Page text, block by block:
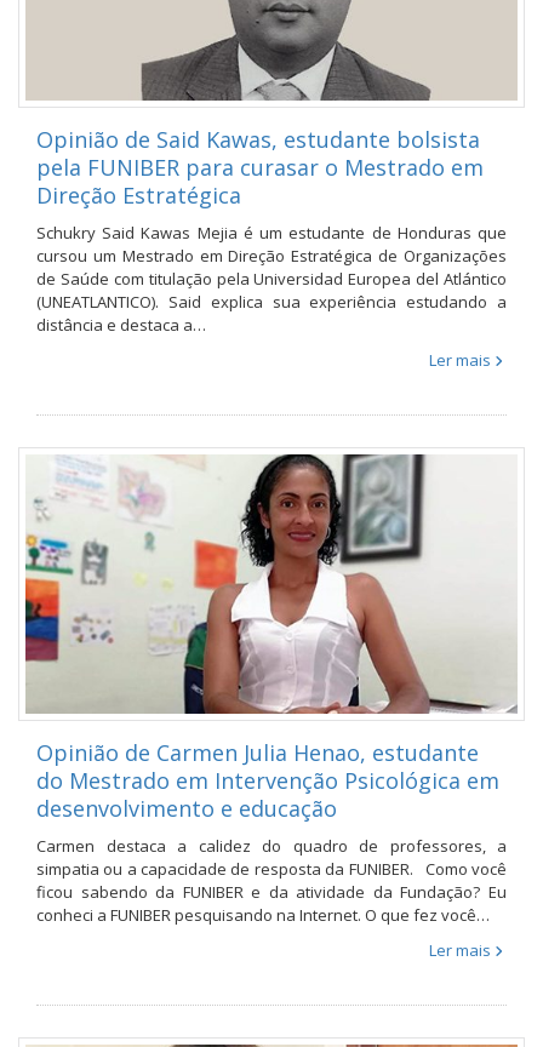
Opinião de Said Kawas, estudante bolsista
pela FUNIBER para curasar o Mestrado em
Direção Estratégica
Schukry Said Kawas Mejia é um estudante de Honduras que
cursou um Mestrado em Direção Estratégica de Organizações
de Saúde com titulação pela Universidad Europea del Atlántico
(UNEATLANTICO). Said explica sua experiência estudando a
distância e destaca a…
Ler mais
Opinião de Carmen Julia Henao, estudante
do Mestrado em Intervenção Psicológica em
desenvolvimento e educação
Carmen destaca a calidez do quadro de professores, a
simpatia ou a capacidade de resposta da FUNIBER. Como você
ficou sabendo da FUNIBER e da atividade da Fundação? Eu
conheci a FUNIBER pesquisando na Internet. O que fez você…
Ler mais